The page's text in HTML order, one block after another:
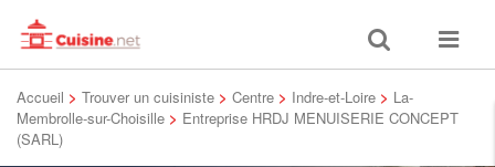
Toggle
search
Toggle
Accueil > Trouver un cuisiniste > Centre > Indre-et-Loire > La-
Membrolle-sur-Choisille > Entreprise HRDJ MENUISERIE CONCEPT
(SARL)